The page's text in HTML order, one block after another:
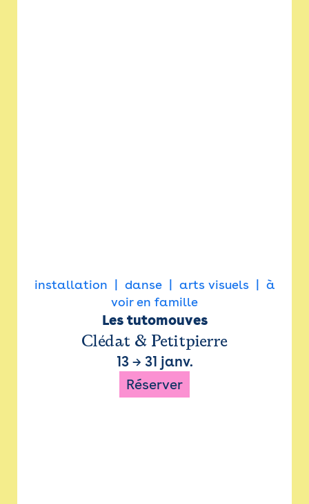
installation danse arts visuels
à
voir en famille
Les tutomouves
Clédat & Petitpierre
13→ 31 janv.
Réserver